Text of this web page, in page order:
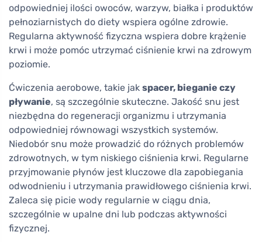
odpowiedniej ilości owoców, warzyw, białka i produktów
pełnoziarnistych do diety wspiera ogólne zdrowie.
Regularna aktywność fizyczna wspiera dobre krążenie
krwi i może pomóc utrzymać ciśnienie krwi na zdrowym
poziomie.
Ćwiczenia aerobowe, takie jak spacer, bieganie czy
pływanie, są szczególnie skuteczne. Jakość snu jest
niezbędna do regeneracji organizmu i utrzymania
odpowiedniej równowagi wszystkich systemów.
Niedobór snu może prowadzić do różnych problemów
zdrowotnych, w tym niskiego ciśnienia krwi. Regularne
przyjmowanie płynów jest kluczowe dla zapobiegania
odwodnieniu i utrzymania prawidłowego ciśnienia krwi.
Zaleca się picie wody regularnie w ciągu dnia,
szczególnie w upalne dni lub podczas aktywności
fizycznej.